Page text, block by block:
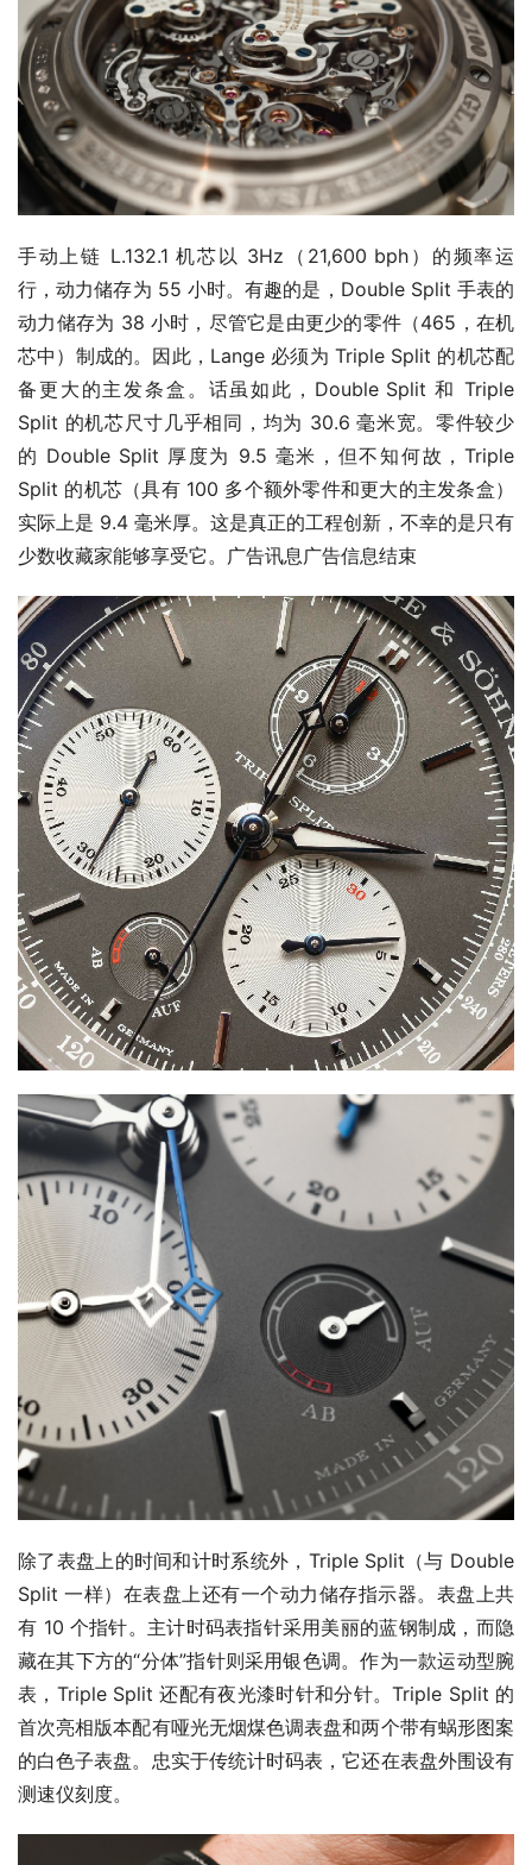
手动上链 L.132.1 机芯以 3Hz（21,600 bph）的频率运
行，动力储存为 55 小时。有趣的是，Double Split 手表的
动力储存为 38 小时，尽管它是由更少的零件（465，在机
芯中）制成的。因此，Lange 必须为 Triple Split 的机芯配
备更大的主发条盒。话虽如此，Double Split 和 Triple
Split 的机芯尺寸几乎相同，均为 30.6 毫米宽。零件较少
的 Double Split 厚度为 9.5 毫米，但不知何故，Triple
Split 的机芯（具有 100 多个额外零件和更大的主发条盒）
实际上是 9.4 毫米厚。这是真正的工程创新，不幸的是只有
少数收藏家能够享受它。广告讯息广告信息结束
除了表盘上的时间和计时系统外，Triple Split（与 Double
Split 一样）在表盘上还有一个动力储存指示器。表盘上共
有 10 个指针。主计时码表指针采用美丽的蓝钢制成，而隐
藏在其下方的“分体”指针则采用银色调。作为一款运动型腕
表，Triple Split 还配有夜光漆时针和分针。Triple Split 的
首次亮相版本配有哑光无烟煤色调表盘和两个带有蜗形图案
的白色子表盘。忠实于传统计时码表，它还在表盘外围设有
测速仪刻度。